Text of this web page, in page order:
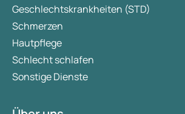
Geschlechtskrankheiten (STD)
Schmerzen
Hautpflege
Schlecht schlafen
Sonstige Dienste